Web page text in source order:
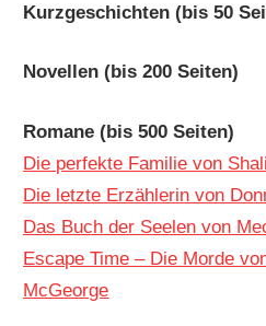
Kurzgeschichten (bis 50
Novellen (bis 200 Seiten)
Romane (bis 500 Seiten)
Die perfekte Familie von
Die letzte Erzählerin von
Das Buch der Seelen von
Escape Time – Die Morde
McGeorge